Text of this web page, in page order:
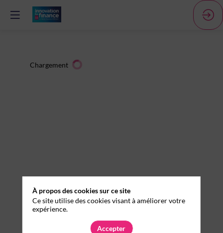
Chargement
À propos des cookies sur ce site
Ce site utilise des cookies visant à améliorer votre
expérience.
Accepter